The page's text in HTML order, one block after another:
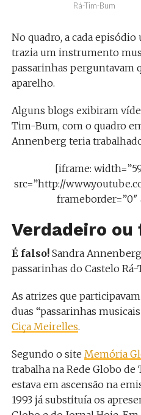
Rá-Tim-Bum
No quadro, a cada
trazia um instrumento
passarinhas perguntavam
aparelho.
Alguns blogs exibiram
Tim-Bum, com o quadro
Annenberg teria
[iframe:
src=”http://
Verdadeiro ou
É falso!Sandra Annenberg
passarinhas do Castelo
As atrizes que
duas “passarinhas
Ciça Meirelles.
Segundo o site Memória
trabalha na Rede Globo de
estava em ascensão na
1993 já substituía os